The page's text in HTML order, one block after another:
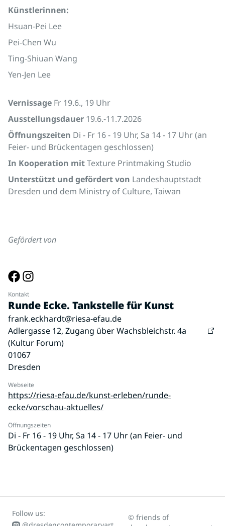
Künstlerinnen:
Hsuan-Pei Lee
Pei-Chen Wu
Ting-Shiuan Wang
Yen-Jen Lee
Vernissage Fr 19.6., 19 Uhr
Ausstellungsdauer 19.6.-11.7.2026
Öffnungszeiten Di - Fr 16 - 19 Uhr, Sa 14 - 17 Uhr (an
Feier- und Brückentagen geschlossen)
In Kooperation mitTexture Printmaking Studio
Unterstützt und gefördert von Landeshauptstadt
Dresden und dem Ministry of Culture, Taiwan
Gefördert von
Kontakt
Runde Ecke. Tankstelle für Kunst
frank.eckhardt@riesa-efau.de
Adlergasse 12, Zugang über Wachsbleichstr. 4a
(Kultur Forum)
01067
Dresden
Webseite
https://riesa-efau.de/kunst-erleben/runde-
ecke/vorschau-aktuelles/
Öffnungszeiten
Di - Fr 16 - 19 Uhr, Sa 14 - 17 Uhr (an Feier- und
Brückentagen geschlossen)
Follow us:
© friends of